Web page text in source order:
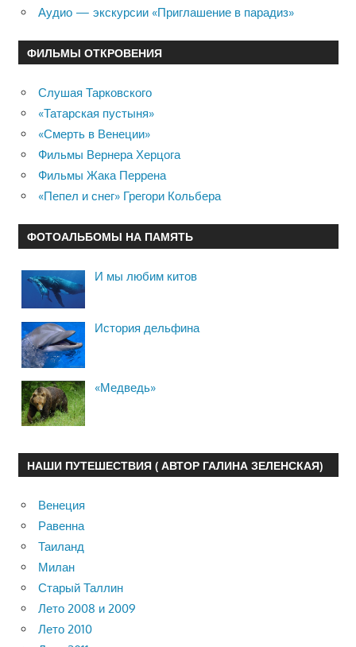
Аудио — экскурсии «Приглашение в парадиз»
ФИЛЬМЫ ОТКРОВЕНИЯ
Слушая Тарковского
«Татарская пустыня»
«Смерть в Венеции»
Фильмы Вернера Херцога
Фильмы Жака Перрена
«Пепел и снег» Грегори Кольбера
ФОТОАЛЬБОМЫ НА ПАМЯТЬ
И мы любим китов
История дельфина
«Медведь»
НАШИ ПУТЕШЕСТВИЯ ( АВТОР ГАЛИНА ЗЕЛЕНСКАЯ)
Венеция
Равенна
Таиланд
Милан
Старый Таллин
Лето 2008 и 2009
Лето 2010